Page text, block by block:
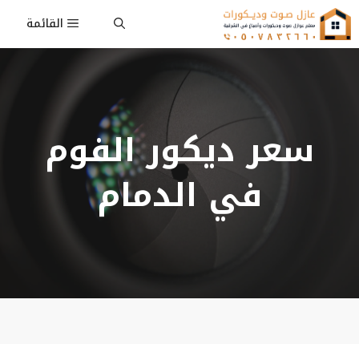
انتقل
إلى
المحتوى
القائمة
سعر ديكور الفوم
في الدمام